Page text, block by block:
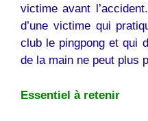
victime avant
d’une victime qui
club le pingpong et qui
de la main ne peut plus
Essentiel à retenir